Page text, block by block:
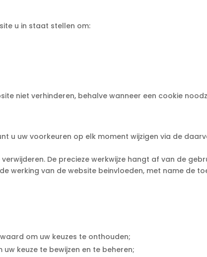
u in staat stellen om:
niet verhinderen, behalve wanneer een cookie
u uw voorkeuren op elk moment wijzigen via de
De precieze werkwijze hangt af van de
werking van de website beinvloeden, met name de
om uw keuzes te onthouden;
keuze te bewijzen en te beheren;